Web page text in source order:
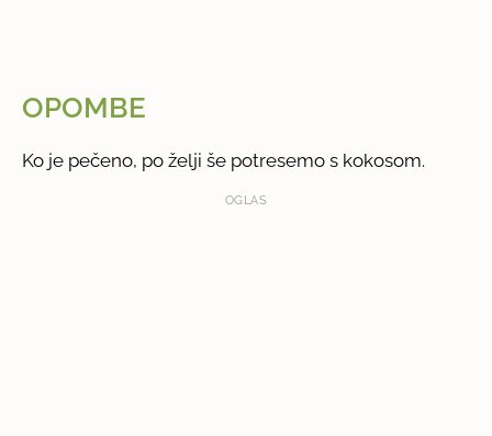
OPOMBE
Ko je pečeno, po želji še potresemo s kokosom.
OGLAS